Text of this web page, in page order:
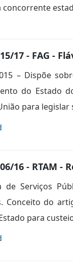
17 - FAG -
– Dispõe
do Estado
para
16 - RTAM -
de Serviços
Conceito do
para